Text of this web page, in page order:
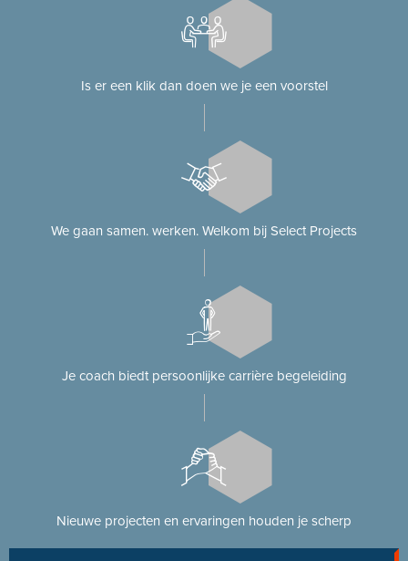
Is er een klik dan doen we je een voorstel
We gaan samen. werken. Welkom bij Select Projects
Je coach biedt persoonlijke carrière begeleiding
Nieuwe projecten en ervaringen houden je scherp